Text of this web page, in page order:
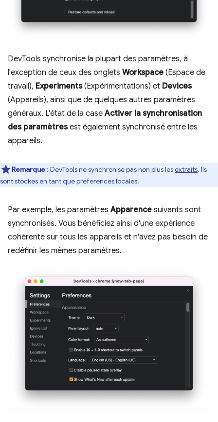
DevTools synchronise la plupart des paramètres, à
l'exception de ceux des onglets Workspace (Espace de
travail), Experiments(Expérimentations) et Devices
(Appareils), ainsi que de quelques autres paramètres
généraux. L'état de la caseActiver la synchronisation
des paramètresest également synchronisé entre les
appareils.
Remarque : DevTools ne synchronise pas non plus lesextraits. Ils
sont stockés en tant que préférences locales.
Par exemple, les paramètresApparence suivants sont
synchronisés. Vous bénéficiez ainsi d'une expérience
cohérente sur tous les appareils et n'avez pas besoin de
redéfinir les mêmes paramètres.